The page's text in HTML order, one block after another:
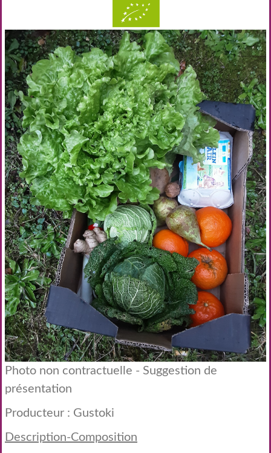
Photo non contractuelle - Suggestion de
présentation
Producteur : Gustoki
Description-Composition